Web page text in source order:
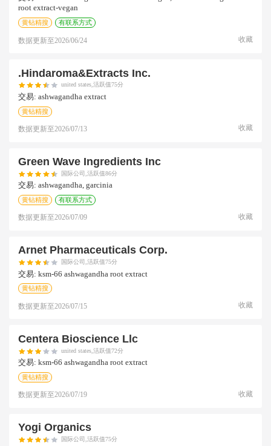
root extract-vegan
黄钻精搜 有联系方式
数据更新至2026/06/24 收藏
.hindaroma&extracts Inc.
united states,活跃值75分
交易: ashwagandha extract
黄钻精搜
数据更新至2026/07/13 收藏
Green Wave Ingredients Inc
国际公司,活跃值86分
交易: ashwagandha, garcinia
黄钻精搜 有联系方式
数据更新至2026/07/09 收藏
Arnet Pharmaceuticals Corp.
国际公司,活跃值75分
交易: ksm-66 ashwagandha root extract
黄钻精搜
数据更新至2026/07/15 收藏
Centera Bioscience Llc
united states,活跃值72分
交易: ksm-66 ashwagandha root extract
黄钻精搜
数据更新至2026/07/19 收藏
Yogi Organics
国际公司,活跃值75分